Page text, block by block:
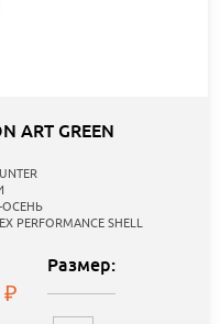
ART GREEN
ОСЕНЬ
PERFORMANCE SHELL
Размер: